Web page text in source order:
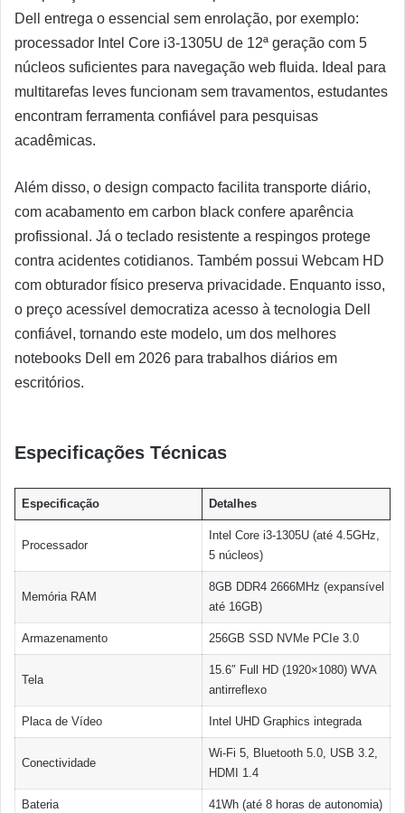
Dell entrega o essencial sem enrolação, por exemplo:
processador Intel Core i3-1305U de 12ª geração com 5
núcleos suficientes para navegação web fluida. Ideal para
multitarefas leves funcionam sem travamentos, estudantes
encontram ferramenta confiável para pesquisas
acadêmicas.
Além disso, o design compacto facilita transporte diário,
com acabamento em carbon black confere aparência
profissional. Já o teclado resistente a respingos protege
contra acidentes cotidianos. Também possui Webcam HD
com obturador físico preserva privacidade. Enquanto isso,
o preço acessível democratiza acesso à tecnologia Dell
confiável, tornando este modelo, um dos melhores
notebooks Dell em 2026 para trabalhos diários em
escritórios.
Especificações Técnicas
Especificação Detalhes
Processador
Intel Core i3-1305U (até 4.5GHz,
5 núcleos)
Memória RAM
8GB DDR4 2666MHz (expansível
até 16GB)
Armazenamento 256GB SSD NVMe PCIe 3.0
Tela
15.6″ Full HD (1920×1080) WVA
antirreflexo
Placa de Vídeo Intel UHD Graphics integrada
Conectividade
Wi-Fi 5, Bluetooth 5.0, USB 3.2,
HDMI 1.4
Bateria 41Wh (até 8 horas de autonomia)